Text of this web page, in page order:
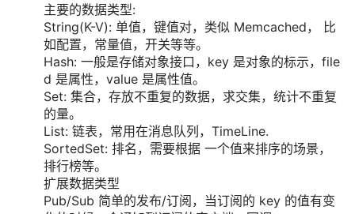
主要的数据类型:
String(K-V): 单值，键值对，类似 Memcached， 比
如配置，常量值，开关等等。
Hash: 一般是存储对象接口，key 是对象的标示，file
d 是属性，value 是属性值。
Set: 集合，存放不重复的数据，求交集，统计不重复
的量。
List: 链表，常用在消息队列，TimeLine.
SortedSet: 排名，需要根据 一个值来排序的场景，
排行榜等。
扩展数据类型
Pub/Sub 简单的发布/订阅，当订阅的 key 的值有变